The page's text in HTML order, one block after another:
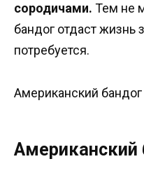
сородичами. Тем не
бандог отдаст жизнь
потребуется.
Американский бандог
Американский